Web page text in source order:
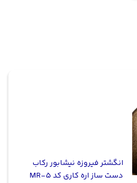
انگشتر فیروزه نیشابور رکاب
دست ساز اره کاری کد MR-5